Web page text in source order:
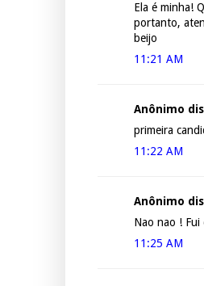
Ela é minha!
portanto,
beijo
11:21 AM
Anônimo
primeira
11:22 AM
Anônimo
Nao nao ! Fui
11:25 AM